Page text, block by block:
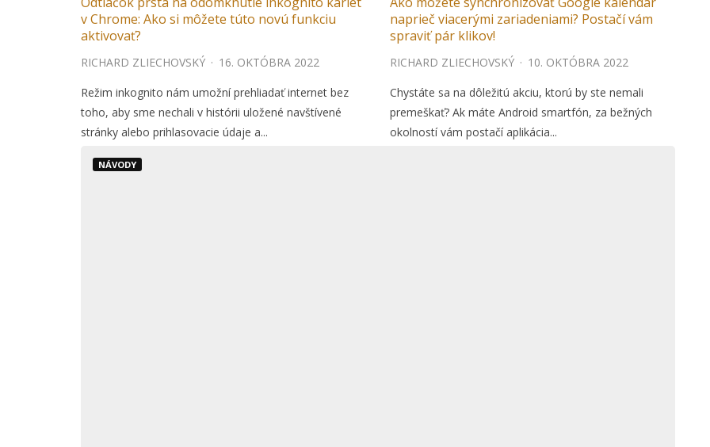
v Chrome: Ako si môžete túto novú funkciu
aktivovať?
RICHARD ZLIECHOVSKÝ · 16. OKTÓBRA 2022
Režim inkognito nám umožní prehliadať internet bez
toho, aby sme nechali v histórii uložené navštívené
stránky alebo prihlasovacie údaje a...
naprieč viacerými zariadeniami? Postačí vám
spraviť pár klikov!
RICHARD ZLIECHOVSKÝ · 10. OKTÓBRA 2022
Chystáte sa na dôležitú akciu, ktorú by ste nemali
premeškať? Ak máte Android smartfón, za bežných
okolností vám postačí aplikácia...
NÁVODY